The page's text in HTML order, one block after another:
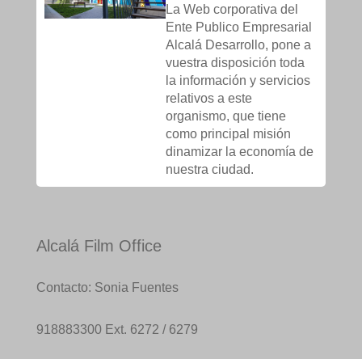
La Web corporativa del
Ente Publico Empresarial
Alcalá Desarrollo, pone a
vuestra disposición toda
la información y servicios
relativos a este
organismo, que tiene
como principal misión
dinamizar la economía de
nuestra ciudad.
Alcalá Film Office
Contacto: Sonia Fuentes
918883300 Ext. 6272 / 6279